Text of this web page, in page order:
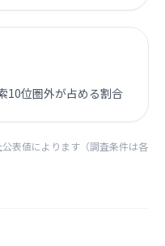
10位圏外が占める割合
表値によります（調査条件は各